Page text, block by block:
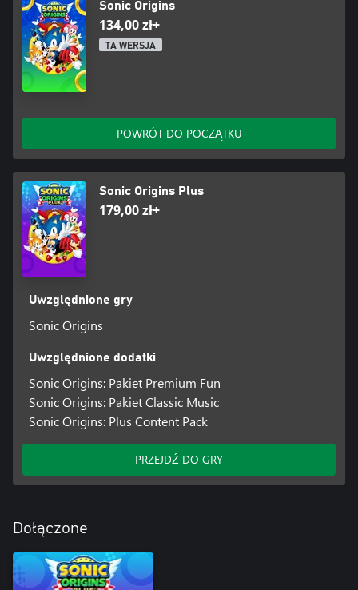
Sonic Origins
134,00 zł+
TA WERSJA
POWRÓT DO POCZĄTKU
Sonic Origins Plus
179,00 zł+
Uwzględnione gry
Sonic Origins
Uwzględnione dodatki
Sonic Origins: Pakiet Premium Fun
Sonic Origins: Pakiet Classic Music
Sonic Origins: Plus Content Pack
PRZEJDŹ DO GRY
Dołączone